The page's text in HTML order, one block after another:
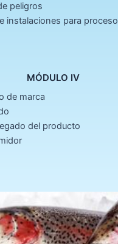
peligros
instalaciones para proceso
MÓDULO IV ​
de marca
del producto